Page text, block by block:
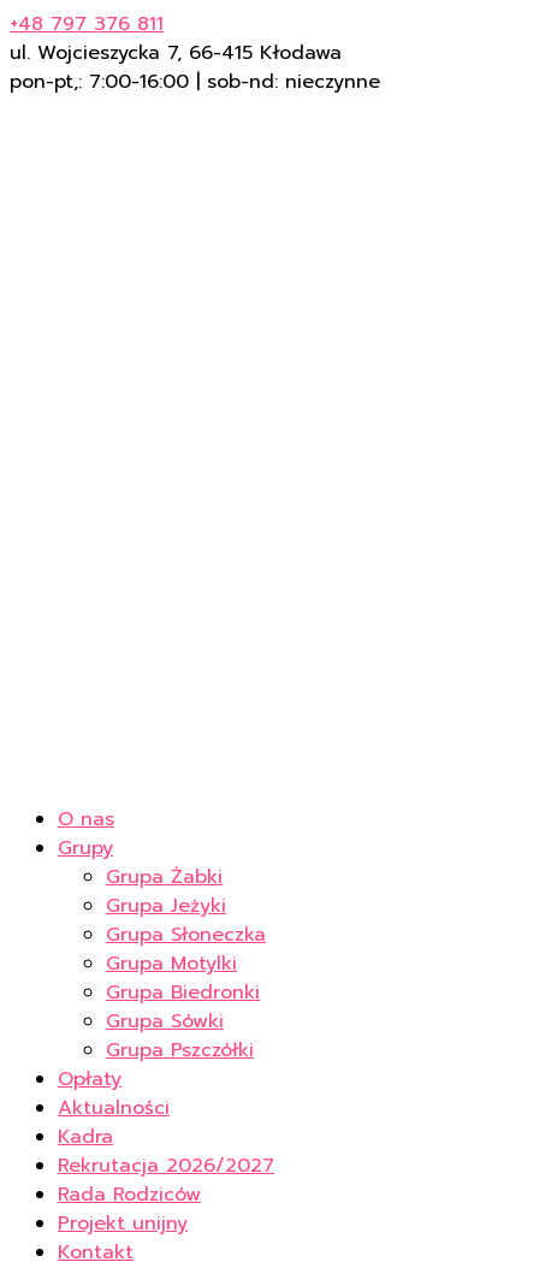
+48 797 376 811
ul. Wojcieszycka 7, 66-415 Kłodawa
pon-pt,: 7:00-16:00 | sob-nd: nieczynne
O nas
Grupy
Grupa Żabki
Grupa Jeżyki
Grupa Słoneczka
Grupa Motylki
Grupa Biedronki
Grupa Sówki
Grupa Pszczółki
Opłaty
Aktualności
Kadra
Rekrutacja 2026/2027
Rada Rodziców
Projekt unijny
Kontakt